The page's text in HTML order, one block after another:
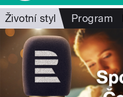
Životní styl Program